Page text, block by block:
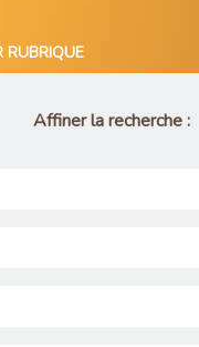
RUBRIQUE
Affiner la recherche :